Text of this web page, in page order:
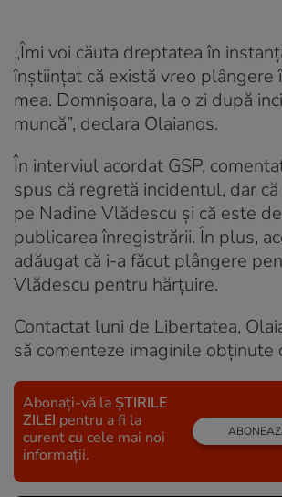
„Îmi voi căuta dreptatea în
înștiințat că există vreo plângere
mea. Domnișoara, la o zi după
muncă”, declara Olaianos.
În interviul acordat GSP,
spus că regretă incidentul, dar
pe Nadine Vlădescu și că este
publicarea înregistrării. În plus,
adăugat că i-a făcut plângere
Vlădescu pentru hărțuire.
Contactat luni de Libertatea,
să comenteze imaginile obținute
Abonați-vă la ȘTIRILE
ZILEI pentru a fi la
curent cu cele mai noi
informații.